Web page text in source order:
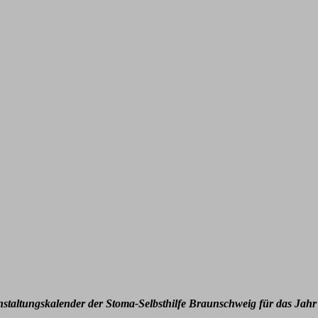
der Stoma-Selbsthilfe Braunschweig für das